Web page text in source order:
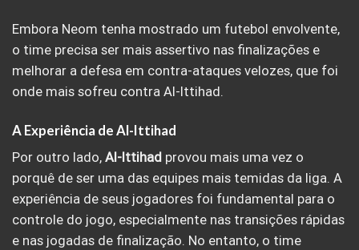
Embora Neom tenha mostrado um futebol envolvente,
o time precisa ser mais assertivo nas finalizações e
melhorar a defesa em contra-ataques velozes, que foi
onde mais sofreu contra Al-Ittihad.
A Experiência de Al-Ittihad
Por outro lado, Al-Ittihad provou mais uma vez o
porquê de ser uma das equipes mais temidas da liga. A
experiência de seus jogadores foi fundamental para o
controle do jogo, especialmente nas transições rápidas
e nas jogadas de finalização. No entanto, o time